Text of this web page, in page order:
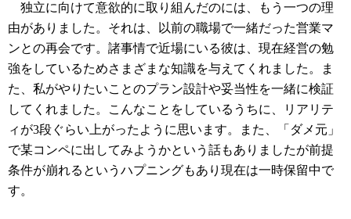
独立に向けて意欲的に取り組んだのには、もう一つの理
由がありました。それは、以前の職場で一緒だった営業マ
ンとの再会です。諸事情で近場にいる彼は、現在経営の勉
強をしているためさまざまな知識を与えてくれました。ま
た、私がやりたいことのプラン設計や妥当性を一緒に検証
してくれました。こんなことをしているうちに、リアリテ
ィが3段ぐらい上がったように思います。また、「ダメ元」
で某コンペに出してみようかという話もありましたが前提
条件が崩れるというハプニングもあり現在は一時保留中で
す。